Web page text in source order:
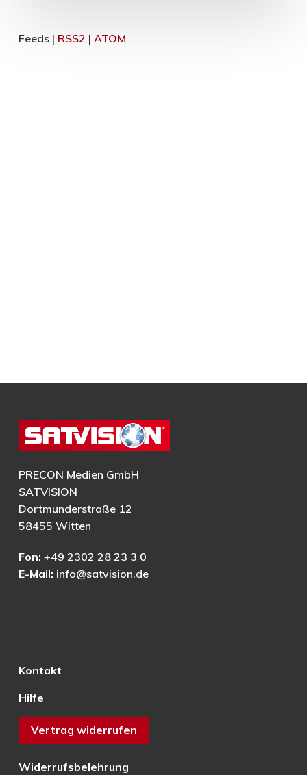
Feeds | RSS2 | ATOM
PRECON Medien GmbH
SATVISION
Dortmunderstraße 12
58455 Witten
Fon: +49 2302 28 23 3 0
E-Mail: info@satvision.de
Kontakt
Hilfe
Vertrag widerrufen
Widerrufsbelehrung